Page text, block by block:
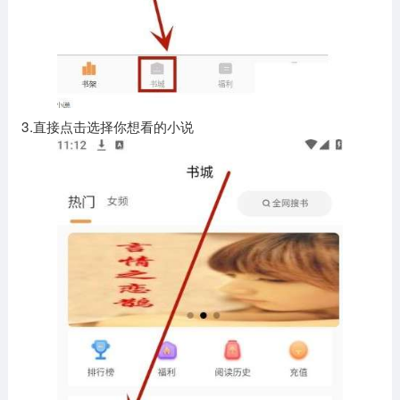
3.直接点击选择你想看的小说